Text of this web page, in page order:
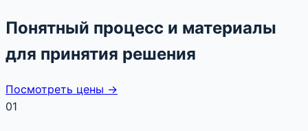
Понятный процесс и материалы
для принятия решения
Посмотреть цены →
01